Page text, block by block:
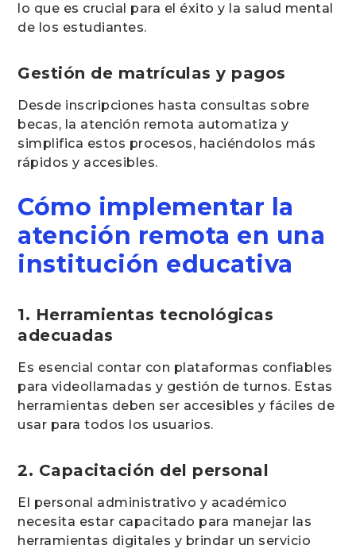
lo que es crucial para el éxito y la salud mental
de los estudiantes.
Gestión de matrículas y pagos
Desde inscripciones hasta consultas sobre
becas, la atención remota automatiza y
simplifica estos procesos, haciéndolos más
rápidos y accesibles.
Cómo implementar la
atención remota en una
institución educativa
1. Herramientas tecnológicas
adecuadas
Es esencial contar con plataformas confiables
para videollamadas y gestión de turnos. Estas
herramientas deben ser accesibles y fáciles de
usar para todos los usuarios.
2. Capacitación del personal
El personal administrativo y académico
necesita estar capacitado para manejar las
herramientas digitales y brindar un servicio